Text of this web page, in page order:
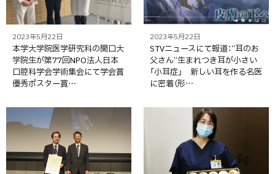
2023年5月22日
本学大学院医学研究科の関口大
学院生が第77回NPO法人日本
口腔科学会学術集会にて学会賞
優秀ポスター賞…
2023年5月22日
STVニュースにて報道：“耳のお
父さん”生まれつき耳が小さい
「小耳症」 新しい耳を作る名医
に密着（形…